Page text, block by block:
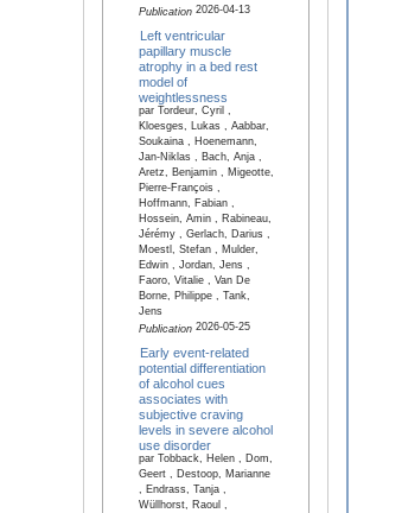
Publication2026-04-13
Left ventricular
papillary muscle
atrophy in a bed rest
model of
weightlessness
par Tordeur, Cyril ,
Kloesges, Lukas , Aabbar,
Soukaina , Hoenemann,
Jan-Niklas , Bach, Anja ,
Aretz, Benjamin , Migeotte,
Pierre-François ,
Hoffmann, Fabian ,
Hossein, Amin , Rabineau,
Jérémy , Gerlach, Darius ,
Moestl, Stefan , Mulder,
Edwin , Jordan, Jens ,
Faoro, Vitalie , Van De
Borne, Philippe , Tank,
Jens
Publication2026-05-25
Early event-related
potential differentiation
of alcohol cues
associates with
subjective craving
levels in severe alcohol
use disorder
par Tobback, Helen , Dom,
Geert , Destoop, Marianne
, Endrass, Tanja ,
Wüllhorst, Raoul ,